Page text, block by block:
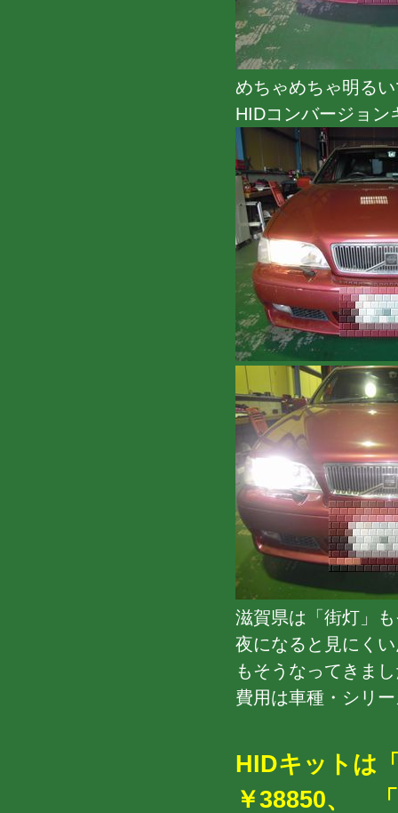
めちゃめちゃ明る
HIDコンバージョン
滋賀県は「街灯」
夜になると見にく
もそうなってきま
費用は車種・シリ
HIDキットは
￥38850、